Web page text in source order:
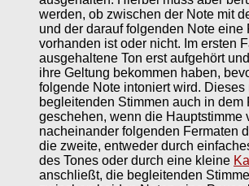
werden, ob zwischen der Note mit
und der darauf folgenden Note eine
vorhanden ist oder nicht. Im ersten
ausgehaltene Ton erst aufgehört
ihre Geltung bekommen haben,
folgende Note intoniert wird. Dieses
begleitenden Stimmen auch in dem
geschehen, wenn die Hauptstimme
nacheinander folgenden Fermaten
die zweite, entweder durch
des Tones oder durch eine kleine
anschließt, die begleitenden